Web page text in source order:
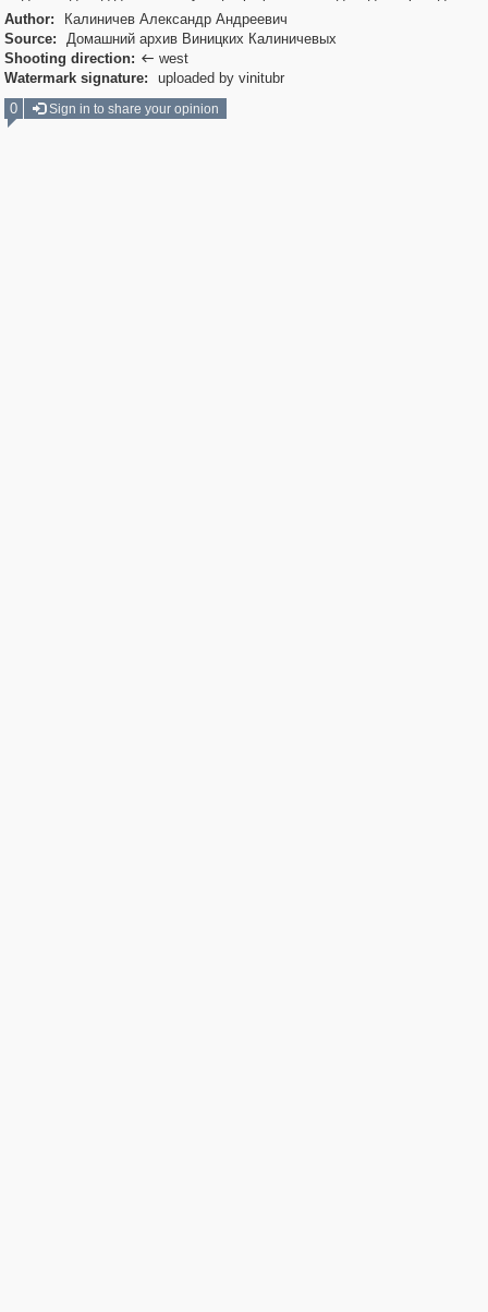
Author:
Калиничев Александр Андреевич
Source:
Домашний архив Виницких Калиничевых
Shooting direction:  west
Watermark signature:
uploaded by vinitubr
0
Sign in to share your opinion